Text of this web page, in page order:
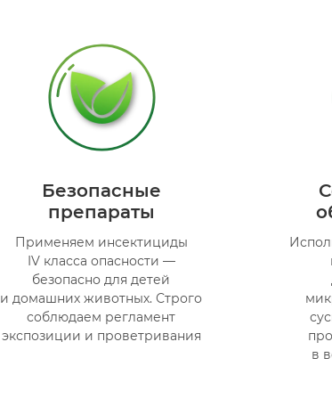
Безопасные
препараты
Применяем инсектициды
IV класса опасности —
безопасно для детей
и домашних животных. Строго
соблюдаем регламент
экспозиции и проветривания
в